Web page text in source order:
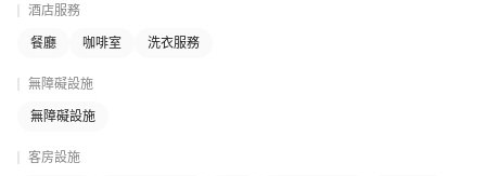
酒店服務
餐廳
咖啡室 洗衣服務
無障礙設施
無障礙設施
客房設施